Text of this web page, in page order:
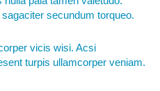
secundum torqueo.
vicis wisi. Acsi
turpis ullamcorper veniam.